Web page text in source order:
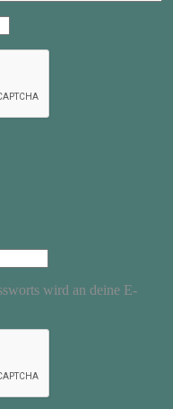
wird an deine E-